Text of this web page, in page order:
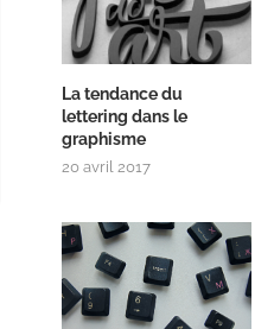
La tendance du
lettering dans le
graphisme
20 avril 2017